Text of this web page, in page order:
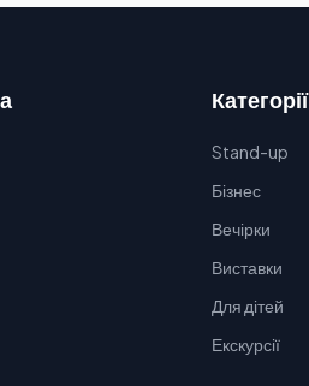
Категорії
Stand-up
Бізнес
Вечірки
Виставки
Для дітей
Екскурсії